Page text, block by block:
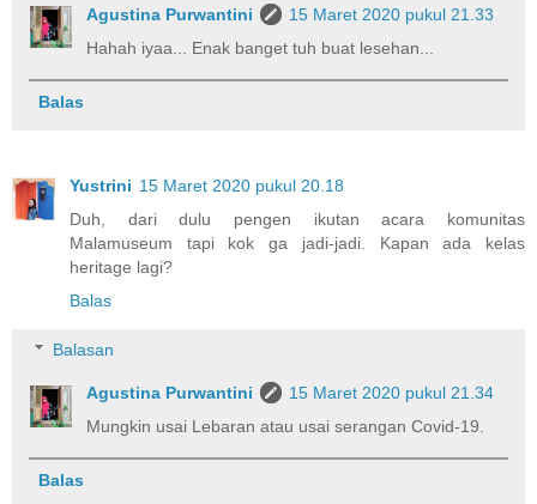
Agustina Purwantini
15 Maret 2020 pukul 21.33
Hahah iyaa... Enak banget tuh buat lesehan...
Balas
Yustrini 15 Maret 2020 pukul 20.18
Duh, dari dulu pengen ikutan acara komunitas
Malamuseum tapi kok ga jadi-jadi. Kapan ada kelas
heritage lagi?
Balas
Balasan
Agustina Purwantini
15 Maret 2020 pukul 21.34
Mungkin usai Lebaran atau usai serangan Covid-19.
Balas